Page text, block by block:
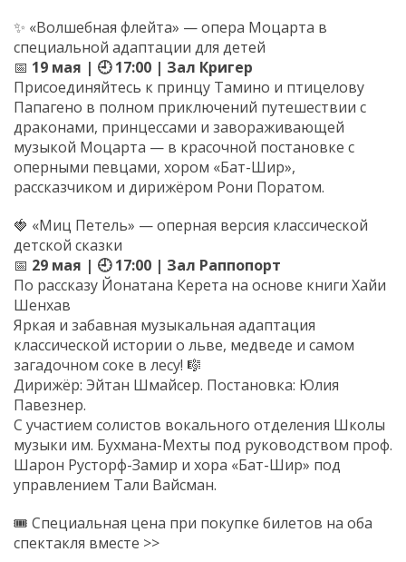
✨ «Волшебная флейта» — опера Моцарта в
специальной адаптации для детей
📅 19 мая | 🕘 17:00 | Зал Кригер
Присоединяйтесь к принцу Тамино и птицелову
Папагено в полном приключений путешествии с
драконами, принцессами и завораживающей
музыкой Моцарта — в красочной постановке с
оперными певцами, хором «Бат-Шир»,
рассказчиком и дирижёром Рони Поратом.
🍓 «Миц Петель» — оперная версия классической
детской сказки
📅 29 мая | 🕘 17:00 | Зал Раппопорт
По рассказу Йонатана Керета на основе книги Хайи
Шенхав
Яркая и забавная музыкальная адаптация
классической истории о льве, медведе и самом
загадочном соке в лесу! 🎼
Дирижёр: Эйтан Шмайсер. Постановка: Юлия
Павезнер.
С участием солистов вокального отделения Школы
музыки им. Бухмана-Мехты под руководством проф.
Шарон Русторф-Замир и хора «Бат-Шир» под
управлением Тали Вайсман.
🎟 Специальная цена при покупке билетов на оба
спектакля вместе >>